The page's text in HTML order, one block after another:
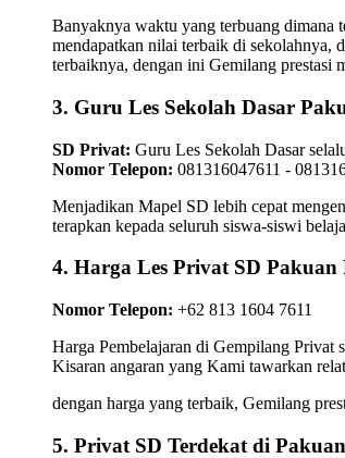
Banyaknya waktu yang terbuang dimana
mendapatkan nilai terbaik di sekolahnya,
terbaiknya, dengan ini Gemilang prestasi
3. Guru Les Sekolah Dasar
SD Privat: Guru Les Sekolah Dasar
Nomor Telepon: 081316047611 -
Menjadikan Mapel SD lebih cepat
terapkan kepada seluruh siswa-siswi
4. Harga Les Privat SD
Nomor Telepon: +62 813 1604 7611
Harga Pembelajaran di Gempilang Privat
Kisaran angaran yang Kami tawarkan
dengan harga yang terbaik, Gemilang
5. Privat SD Terdekat di Pakuan